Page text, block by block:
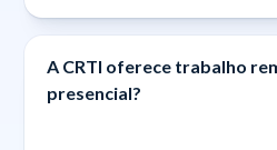
A CRTI oferece trabalho
presencial?